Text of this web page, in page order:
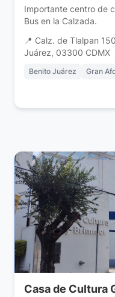
Importante centro de
Bus en la Calzada.
📍 Calz. de Tlalpan
Juárez, 03300 CDMX
Benito Juárez Gran
Casa de Cultura